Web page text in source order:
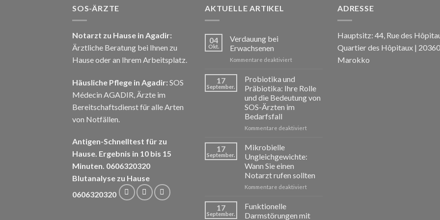
SOS-ÄRZTE
Notarzt zu Hause in Agadir:
Ärztliche Beratung bei Ihnen zu
Hause oder an Ihrem Arbeitsplatz.
Häusliche Pflege in Agadir: SOS
Médecin AGADIR, Ärzte im
Bereitschaftsdienst für alle Arten
von Notfällen.
Antigen-Schnelltest für zu
Hause. Ergebnis in 10 bis 15
Minuten. 0606320320
Blutanalyse zu Hause
0606320320
AKTUELLE ARTIKEL
04
Okt.
Verdauung bei
Erwachsenen
Kommentare deaktiviertfür
Digestion
chez
l’Adulte
17
September.
Probiotika und
Präbiotika: Ihre Rolle
und die Bedeutung von
SOS-Ärzten im
Bedarfsfall
Kommentare deaktiviertfür
:
Rôle
et
17
September.
Mikrobielle
Ungleichgewichte:
Wann Sie einen
Notarzt rufen sollten
Kommentare deaktiviertfür
17
September.
Funktionelle
Darmstörungen mit
ADRESSE
Hauptsitz: 44, Rue des
Quartier des Hôpitaux | 20360,
Marokko